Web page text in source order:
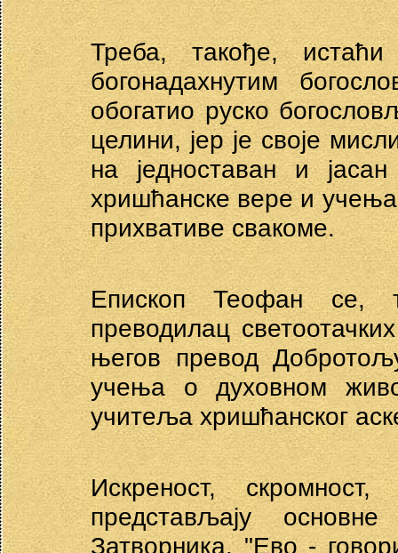
Треба, такође,
богонадахнутим
обогатио руско
целини, јер је своје
на једноставан и
хришћанске вере и
прихвативе свакоме.
Епископ Теофан се,
преводилац
његов превод
учења о духовном
учитеља хришћанског
Искреност,
представљају
Затворника. "Ево -